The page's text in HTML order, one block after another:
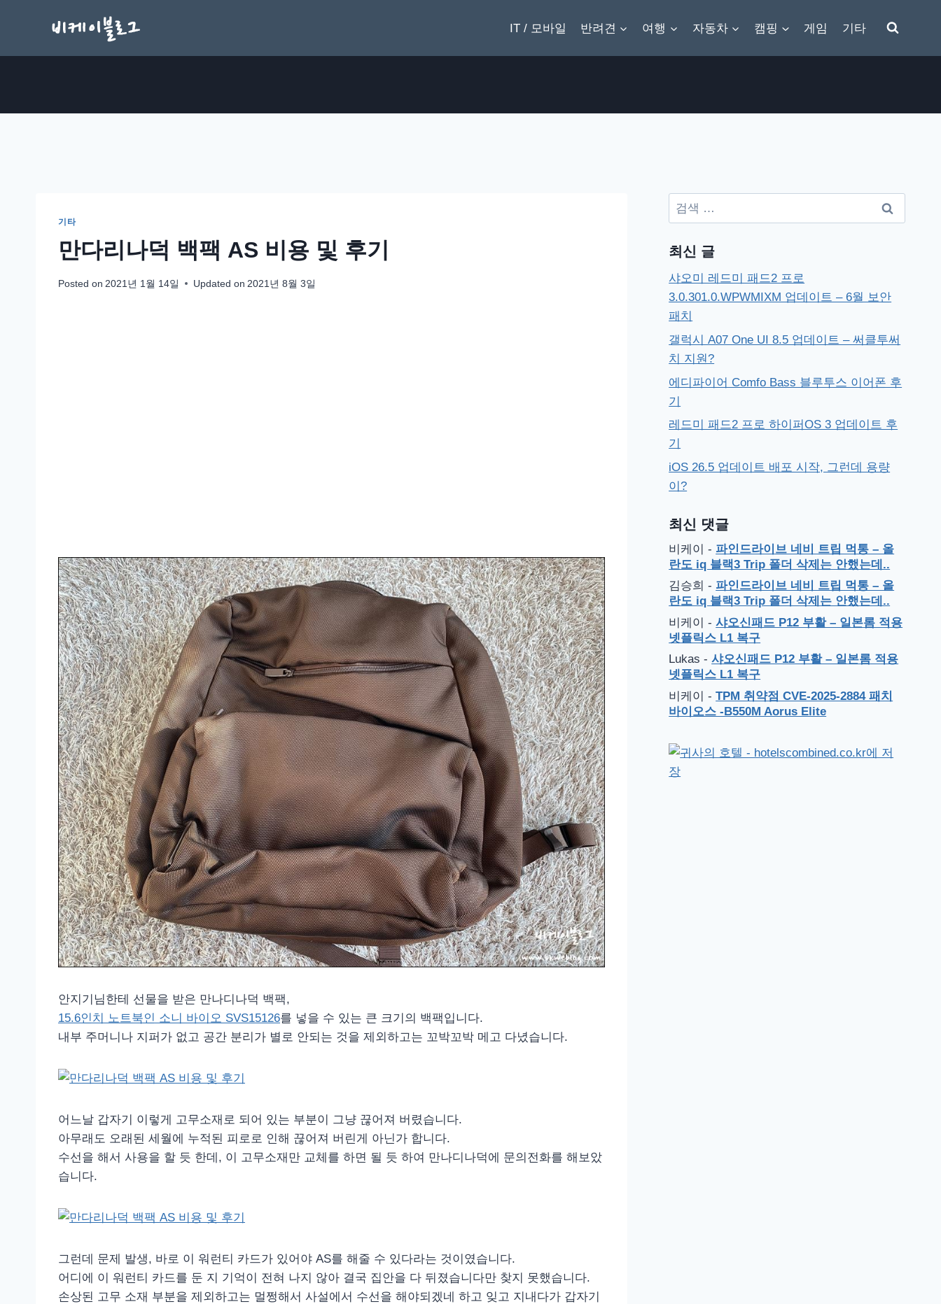
IT / 모바일 반려견 여행 자동차 캠핑 게임 기타
기타
만다리나덕 백팩 AS 비용 및 후기
Posted on 2021년 1월 14일 Updated on 2021년 8월 3일
안지기님한테 선물을 받은 만나디나덕 백팩,
15.6인치 노트북인 소니 바이오 SVS15126를 넣을 수 있는 큰 크기의 백팩입니다.
내부 주머니나 지퍼가 없고 공간 분리가 별로 안되는 것을 제외하고는 꼬박꼬박 메고 다녔습니다.
어느날 갑자기 이렇게 고무소재로 되어 있는 부분이 그냥 끊어져 버렸습니다.
아무래도 오래된 세월에 누적된 피로로 인해 끊어져 버린게 아닌가 합니다.
수선을 해서 사용을 할 듯 한데, 이 고무소재만 교체를 하면 될 듯 하여 만나디나덕에 문의전화를 해보았
습니다.
그런데 문제 발생, 바로 이 워런티 카드가 있어야 AS를 해줄 수 있다라는 것이였습니다.
어디에 이 워런티 카드를 둔 지 기억이 전혀 나지 않아 결국 집안을 다 뒤졌습니다만 찾지 못했습니다.
손상된 고무 소재 부분을 제외하고는 멀쩡해서 사설에서 수선을 해야되겠네 하고 잊고 지내다가 갑자기
검
색:
최신 글
샤오미 레드미 패드2 프로
3.0.301.0.WPWMIXM 업데이트 – 6월 보안
패치
갤럭시 A07 One UI 8.5 업데이트 – 써클투써
치 지원?
에디파이어 Comfo Bass 블루투스 이어폰 후
기
레드미 패드2 프로 하이퍼OS 3 업데이트 후
기
iOS 26.5 업데이트 배포 시작, 그런데 용량
이?
최신 댓글
비케이 - 파인드라이브 네비 트립 먹통 – 올
란도 iq 블랙3 Trip 폴더 삭제는 안했는데..
김승희 - 파인드라이브 네비 트립 먹통 – 올
란도 iq 블랙3 Trip 폴더 삭제는 안했는데..
비케이 -샤오신패드 P12 부활 – 일본롬 적용
넷플릭스 L1 복구
Lukas -샤오신패드 P12 부활 – 일본롬 적용
넷플릭스 L1 복구
비케이 -TPM 취약점 CVE-2025-2884 패치
바이오스 -B550M Aorus Elite